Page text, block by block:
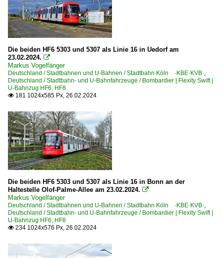
Die beiden HF6 5303 und 5307 als Linie 16 in Uedorf am
23.02.2024. 
Markus Vogelfänger
Deutschland / Stadtbahnen und U-Bahnen / Stadtbahn Köln ·KBE·KVB·
Deutschland / Stadtbahn- und U-Bahnfahrzeuge / Bombardier | Flexity Swift |
U-Bahnzug HF6, HF8
 181 1024x585 Px, 26.02.2024
Die beiden HF6 5303 und 5307 als Linie 16 in Bonn an der
Haltestelle Olof-Palme-Allee am 23.02.2024. 
Markus Vogelfänger
Deutschland / Stadtbahnen und U-Bahnen / Stadtbahn Köln ·KBE·KVB·
Deutschland / Stadtbahn- und U-Bahnfahrzeuge / Bombardier | Flexity Swift |
U-Bahnzug HF6, HF8
 234 1024x576 Px, 26.02.2024